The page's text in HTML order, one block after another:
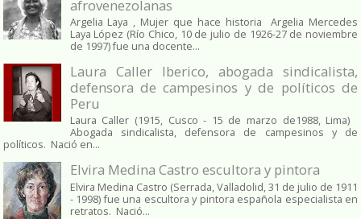
afrovenezolanas
Argelia Laya , Mujer que hace historia Argelia Mercedes
Laya López (Río Chico, 10 de julio de 1926-27 de noviembre
de 1997) fue una docente...
Laura Caller Iberico, abogada sindicalista,
defensora de campesinos y de políticos de
Peru
Laura Caller (1915, Cusco - 15 de marzo de1988, Lima)
Abogada sindicalista, defensora de campesinos y de
políticos. Nació en...
Elvira Medina Castro escultora y pintora
Elvira Medina Castro (Serrada, Valladolid, 31 de julio de 1911
- 1998) fue una escultora y pintora española especialista en
retratos. Nació...